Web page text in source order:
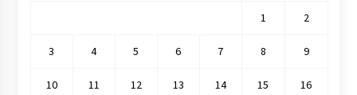
1
2
3 4 5 6 7 8 9
10 11 12 13 14 15 16